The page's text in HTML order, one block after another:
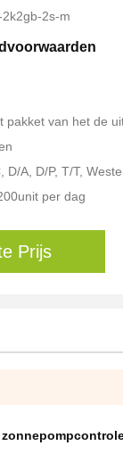
2s-m
pakket van het de
D/A, D/P, T/T,
per dag
Prijs